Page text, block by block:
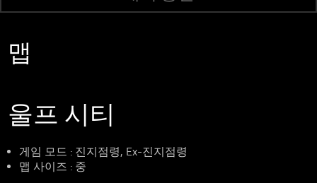
맵
울프 시티
게임 모드 : 진지점령, Ex-진지점령
맵 사이즈 : 중